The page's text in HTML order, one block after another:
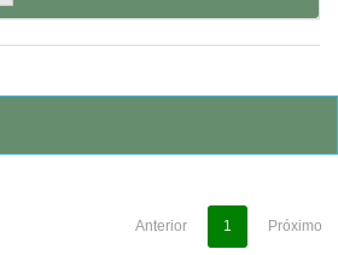
Anterior 1 Próximo